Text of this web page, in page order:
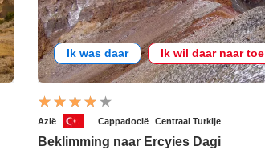
Ik was daar Ik wil daar naar toe
Azië Cappadocië Centraal Turkije
Beklimming naar Ercyies Dagi